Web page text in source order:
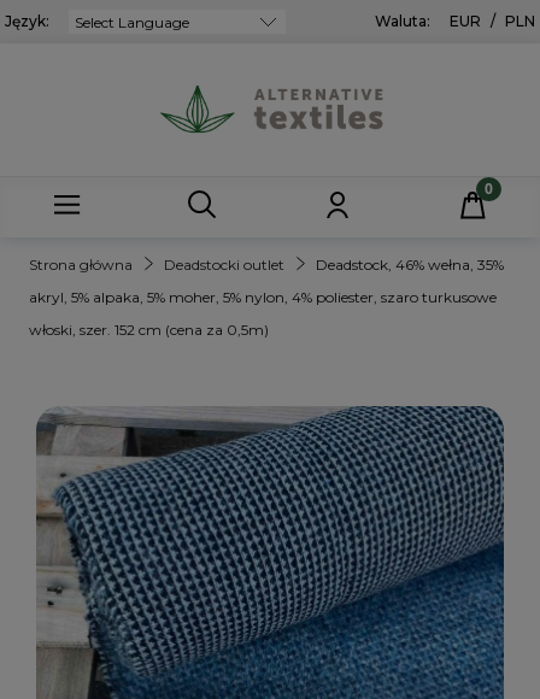
Język: Waluta: EUR / PLN
Strona główna Deadstocki outlet
Deadstock, 46% wełna, 35%
akryl, 5% alpaka, 5% moher, 5% nylon, 4% poliester, szaro turkusowe
włoski, szer. 152 cm (cena za 0,5m)